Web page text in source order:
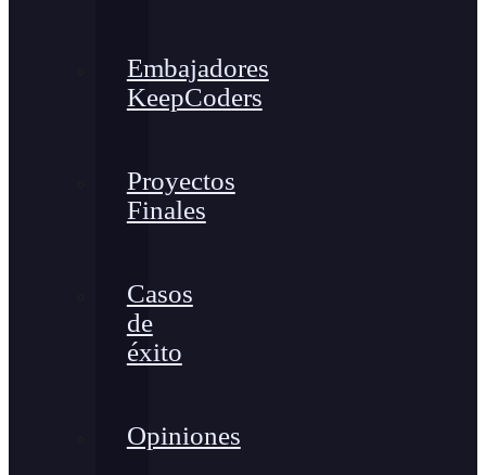
Embajadores
KeepCoders
Proyectos
Finales
Casos
de
éxito
Opiniones